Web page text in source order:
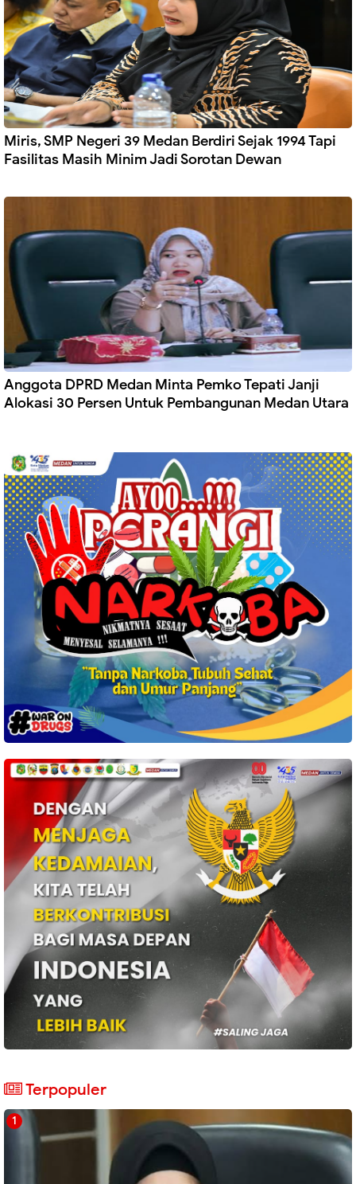
Miris, SMP Negeri 39 Medan Berdiri Sejak 1994 Tapi
Fasilitas Masih Minim Jadi Sorotan Dewan
Anggota DPRD Medan Minta Pemko Tepati Janji
Alokasi 30 Persen Untuk Pembangunan Medan Utara
Terpopuler